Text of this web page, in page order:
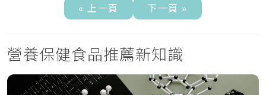
« 上一頁 下一頁 »
營養保健食品推薦新知識